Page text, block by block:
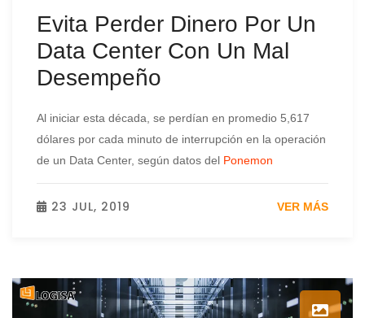
Evita Perder Dinero Por Un
Data Center Con Un Mal
Desempeño
Al iniciar esta década, se perdían en promedio 5,617
dólares por cada minuto de interrupción en la operación
de un Data Center, según datos del Ponemon
23 JUL, 2019 VER MÁS